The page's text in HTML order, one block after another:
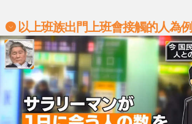
以上班族出門上班會接觸的人為例